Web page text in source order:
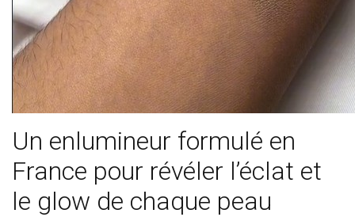
Un enlumineur formulé en
France pour révéler l’éclat et
le glow de chaque peau